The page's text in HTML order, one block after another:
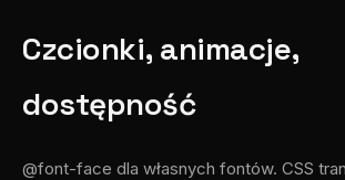
Czcionki, animacje,
dostępność
@font-face dla własnych fontów. CSS